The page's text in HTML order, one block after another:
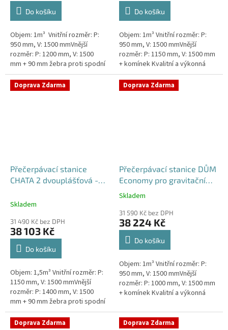
Do košíku
Objem: 1m³ Vnitřní rozměr: P:
950 mm, V: 1500 mmVnější
rozměr: P: 1200 mm, V: 1500
mm + 90 mm žebra proti spodní
vodě + komínek Levná, ale plně
funkční přečerpávací...
Do košíku
Objem: 1m³ Vnitřní rozměr: P:
950 mm, V: 1500 mmVnější
rozměr: P: 1150 mm, V: 1500 mm
+ komínek Kvalitní a výkonná
přečerpávací stanice k chatám,
chalupám a rodinným domům...
Doprava Zdarma
Přečerpávací stanice
CHATA 2 dvouplášťová -
Skladem
31 490 Kč bez DPH
38 103 Kč
Do košíku
Objem: 1,5m³ Vnitřní rozměr: P:
1150 mm, V: 1500 mmVnější
rozměr: P: 1400 mm, V: 1500
mm + 90 mm žebra proti spodní
vodě + komínek Průměr 1150
mm, vnější průměr 1400 mm,...
Doprava Zdarma
Přečerpávací stanice DŮM
Economy pro gravitační
kanalizace samonosná -
Průměrné
produktu
je
5,0
hvězdiček.
Skladem
31 590 Kč bez DPH
38 224 Kč
Do košíku
Objem: 1m³ Vnitřní rozměr: P:
950 mm, V: 1500 mmVnější
rozměr: P: 1000 mm, V: 1500 mm
+ komínek Kvalitní a výkonná
chalupám a rodinným domům...
Doprava Zdarma Doprava Zdarma